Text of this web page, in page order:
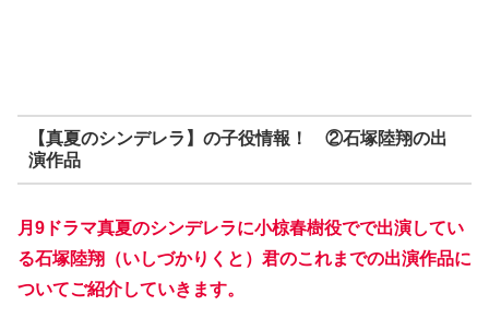
【真夏のシンデレラ】の子役情報！ ②石塚陸翔の出
演作品
月9ドラマ真夏のシンデレラに小椋春樹役でで出演してい
る石塚陸翔（いしづかりくと）君のこれまでの出演作品に
ついてご紹介していきます。